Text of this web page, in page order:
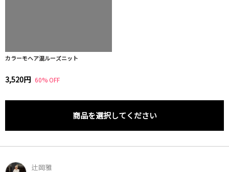
カラーモヘア混ルーズニット
3,520円 60% OFF
商品を選択してください
辻岡雅